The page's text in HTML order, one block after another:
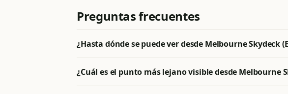
Preguntas frecuentes
¿Hasta dónde se puede ver desde Melbourne Skydeck
¿Cuál es el punto más lejano visible desde Melbourne